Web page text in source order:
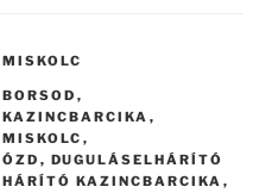
,
,
,
, DUGULÁSELHÁRÍTÓ
KAZINCBARCIKA ,